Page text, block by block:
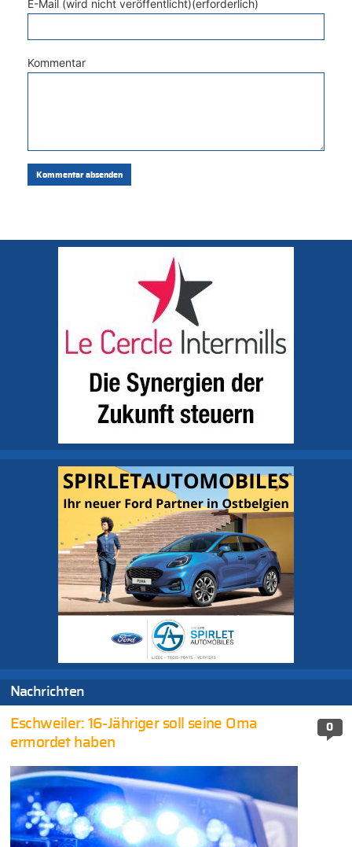
E-Mail (wird nicht veröffentlicht)(erforderlich)
Kommentar
Nachrichten
0
Eschweiler: 16-Jähriger soll seine Oma
ermordet haben